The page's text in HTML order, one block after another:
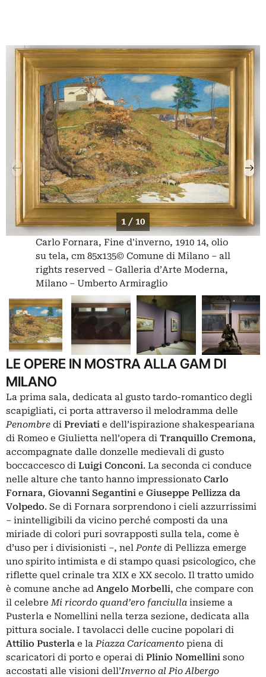
1 / 10
Carlo Fornara, Fine d'inverno, 1910 14, olio
su tela, cm 85x135© Comune di Milano – all
rights reserved – Galleria d’Arte Moderna,
Milano – Umberto Armiraglio
LE OPERE IN MOSTRA ALLA GAM DI
MILANO
La prima sala, dedicata al gusto tardo-romantico degli
scapigliati, ci porta attraverso il melodramma delle
Penombre di Previati e dell’ispirazione shakespeariana
di Romeo e Giulietta nell’opera di Tranquillo Cremona,
accompagnate dalle donzelle medievali di gusto
boccaccesco di Luigi Conconi. La seconda ci conduce
nelle alture che tanto hanno impressionato Carlo
Fornara, Giovanni Segantini e Giuseppe Pellizza da
Volpedo. Se di Fornara sorprendono i cieli azzurrissimi
– inintelligibili da vicino perché composti da una
miriade di colori puri sovrapposti sulla tela, come è
d’uso per i divisionisti –, nelPonte di Pellizza emerge
uno spirito intimista e di stampo quasi psicologico, che
riflette quel crinale tra XIX e XX secolo. Il tratto umido
è comune anche ad Angelo Morbelli, che compare con
il celebreMi ricordo quand’ero fanciulla insieme a
Pusterla e Nomellini nella terza sezione, dedicata alla
pittura sociale. I tavolacci delle cucine popolari di
Attilio Pusterla e laPiazza Caricamento piena di
scaricatori di porto e operai di Plinio Nomellini sono
accostati alle visioni dell’Inverno al Pio Albergo